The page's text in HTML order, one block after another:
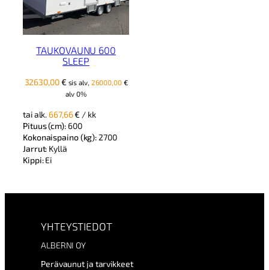
TAUKOVAUNU 600
SLEEP
32630,00€ sis alv, 26000,00 €
alv 0%
tai alk. 667,66€ / kk
Pituus (cm): 600
Kokonaispaino (kg): 2700
Jarrut: Kyllä
Kippi:Ei
YHTEYSTIEDOT
ALBERNI OY
Perävaunut ja tarvikkeet